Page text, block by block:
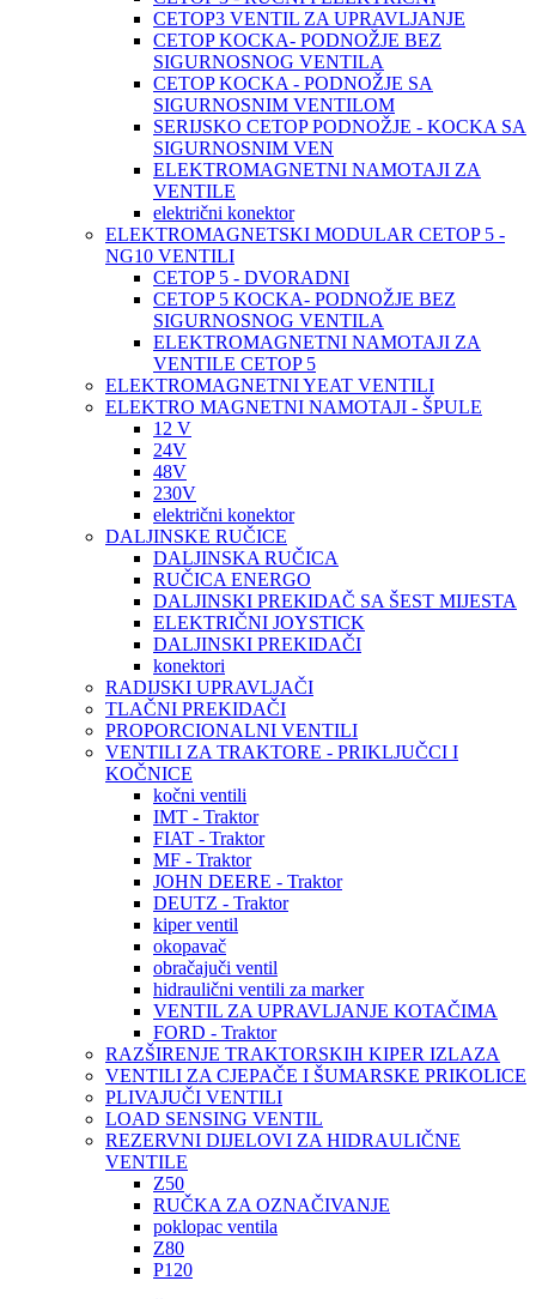
CETOP3 VENTIL ZA UPRAVLJANJE
CETOP KOCKA- PODNOŽJE BEZ
SIGURNOSNOG VENTILA
CETOP KOCKA - PODNOŽJE SA
SIGURNOSNIM VENTILOM
SERIJSKO CETOP PODNOŽJE - KOCKA SA
SIGURNOSNIM VEN
ELEKTROMAGNETNI NAMOTAJI ZA
VENTILE
električni konektor
ELEKTROMAGNETSKI MODULAR CETOP 5 -
NG10 VENTILI
CETOP 5 - DVORADNI
CETOP 5 KOCKA- PODNOŽJE BEZ
SIGURNOSNOG VENTILA
ELEKTROMAGNETNI NAMOTAJI ZA
VENTILE CETOP 5
ELEKTROMAGNETNI YEAT VENTILI
ELEKTRO MAGNETNI NAMOTAJI - ŠPULE
12 V
24V
48V
230V
električni konektor
DALJINSKE RUČICE
DALJINSKA RUČICA
RUČICA ENERGO
DALJINSKI PREKIDAČ SA ŠEST MIJESTA
ELEKTRIČNI JOYSTICK
DALJINSKI PREKIDAČI
konektori
RADIJSKI UPRAVLJAČI
TLAČNI PREKIDAČI
PROPORCIONALNI VENTILI
VENTILI ZA TRAKTORE - PRIKLJUČCI I
KOČNICE
kočni ventili
IMT - Traktor
FIAT - Traktor
MF - Traktor
JOHN DEERE - Traktor
DEUTZ - Traktor
kiper ventil
okopavač
obračajuči ventil
hidraulični ventili za marker
VENTIL ZA UPRAVLJANJE KOTAČIMA
FORD - Traktor
RAZŠIRENJE TRAKTORSKIH KIPER IZLAZA
VENTILI ZA CJEPAČE I ŠUMARSKE PRIKOLICE
PLIVAJUČI VENTILI
LOAD SENSING VENTIL
REZERVNI DIJELOVI ZA HIDRAULIČNE
VENTILE
Z50
RUČKA ZA OZNAČIVANJE
poklopac ventila
Z80
P120